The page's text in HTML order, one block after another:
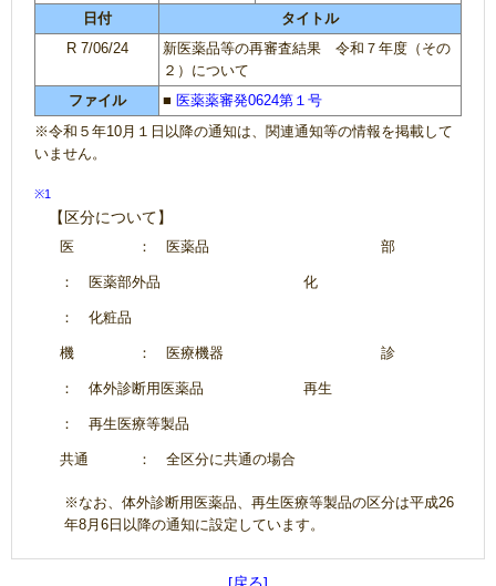
日付
タイトル
R 7/06/24
新医薬品等の再審査結果 令和７年度（その
２）について
ファイル
■ 医薬薬審発0624第１号
※令和５年10月１日以降の通知は、関連通知等の情報を掲載して
いません。
※1
【区分について】
医 ： 医薬品 部
： 医薬部外品 化
： 化粧品
機 ： 医療機器 診
： 体外診断用医薬品 再生
： 再生医療等製品
共通 ： 全区分に共通の場合
※なお、体外診断用医薬品、再生医療等製品の区分は平成26
年8月6日以降の通知に設定しています。
[戻る]